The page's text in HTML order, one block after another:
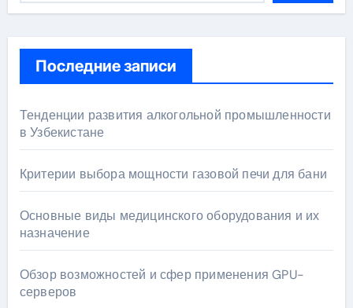
Последние записи
Тенденции развития алкогольной промышленности
в Узбекистане
Критерии выбора мощности газовой печи для бани
Основные виды медицинского оборудования и их
назначение
Обзор возможностей и сфер применения GPU-
серверов